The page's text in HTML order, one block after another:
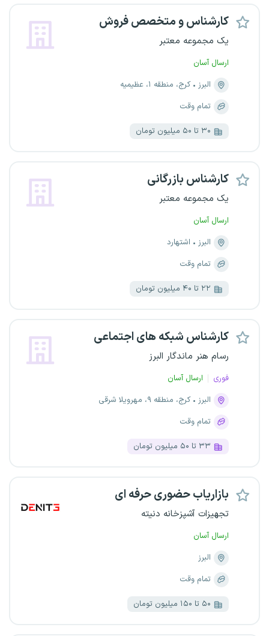
کارشناس و متخصص فروش
یک مجموعه معتبر
ارسال آسان
البرز
کرج، منطقه ۱، عظیمیه
تمام وقت
۳۰ تا ۵۰ میلیون تومان
کارشناس بازرگانی
یک مجموعه معتبر
ارسال آسان
البرز
اشتهارد
تمام وقت
۲۲ تا ۴۰ میلیون تومان
کارشناس شبکه های اجتماعی
رسام هنر ماندگار البرز
فوری
ارسال آسان
البرز
کرج، منطقه ۹، مهرویلا شرقی
تمام وقت
۳۳ تا ۵۰ میلیون تومان
بازاریاب حضوری حرفه ای
تجهیزات آشپزخانه دنیته
ارسال آسان
البرز
تمام وقت
۵۰ تا ۱۵۰ میلیون تومان